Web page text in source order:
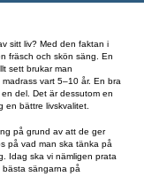
26 år av sitt liv? Med
vill ha en fräsch och
Generellt sett brukar
att byta madrass vart